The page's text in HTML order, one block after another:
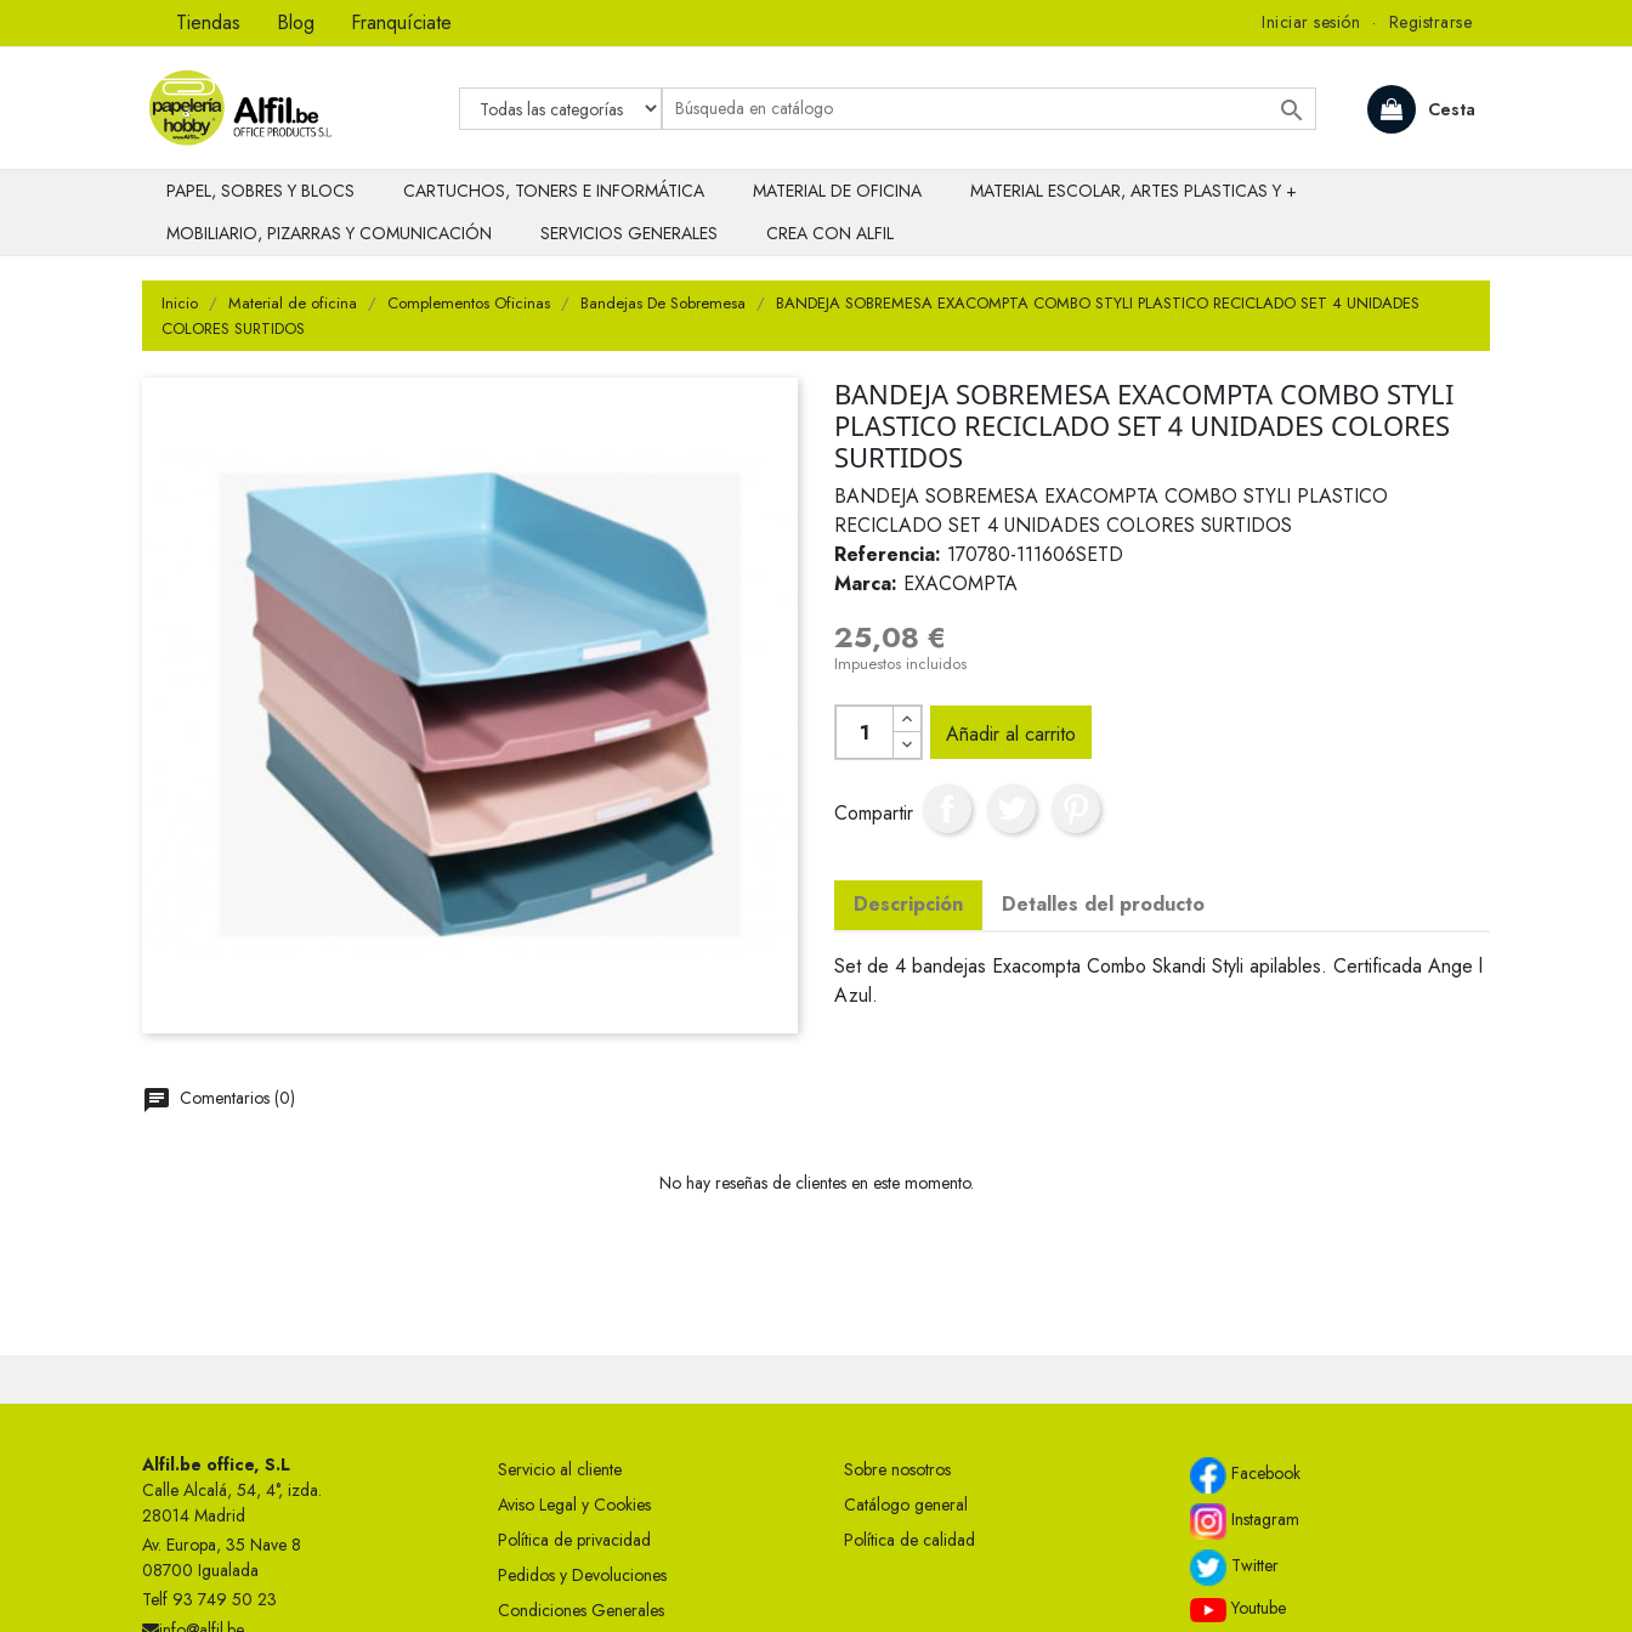
Tiendas Blog Franquíciate Iniciar sesión · Registrarse
Cesta

PAPEL, SOBRES Y BLOCS CARTUCHOS, TONERS E INFORMÁTICA MATERIAL DE OFICINA
MATERIAL ESCOLAR, ARTES PLASTICAS Y +
MOBILIARIO, PIZARRAS Y COMUNICACIÓN
SERVICIOS GENERALES CREA CON ALFIL
Inicio Material de oficina Complementos Oficinas Bandejas De Sobremesa
BANDEJA SOBREMESA EXACOMPTA COMBO STYLI PLASTICO RECICLADO SET 4 UNIDADES
COLORES SURTIDOS
BANDEJA SOBREMESA EXACOMPTA COMBO STYLI
PLASTICO RECICLADO SET 4 UNIDADES COLORES
SURTIDOS
BANDEJA SOBREMESA EXACOMPTA COMBO STYLI PLASTICO
RECICLADO SET 4 UNIDADES COLORES SURTIDOS
Referencia: 170780-111606SETD
Marca: EXACOMPTA
25,08 €
Impuestos incluidos
Añadir al carrito
Compartir
Descripción Detalles del producto
Set de 4 bandejas Exacompta Combo Skandi Styli apilables. Certificada Ange l
Azul.
Comentarios (0)
No hay reseñas de clientes en este momento.
Alfil.be office, S.L
Calle Alcalá, 54, 4°, izda.
28014 Madrid
Av. Europa, 35 Nave 8
08700 Igualada
Telf 93 749 50 23
Servicio al cliente
Aviso Legal y Cookies
Política de privacidad
Pedidos y Devoluciones
Condiciones Generales
Sobre nosotros
Catálogo general
Política de calidad
Facebook
Instagram
Twitter
Youtube